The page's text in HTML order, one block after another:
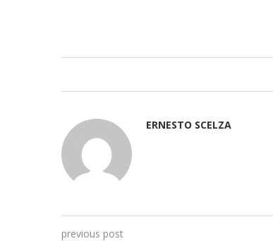
ERNESTO SCELZA
previous post